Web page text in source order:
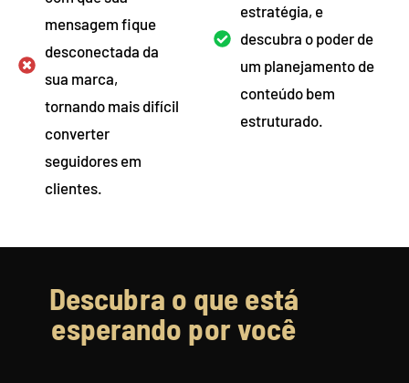
mensagem fique
desconectada da
sua marca,
tornando mais difícil
converter
seguidores em
clientes.
estratégia, e
descubra o poder de
um planejamento de
conteúdo bem
estruturado.
Descubra o que está
esperando por você